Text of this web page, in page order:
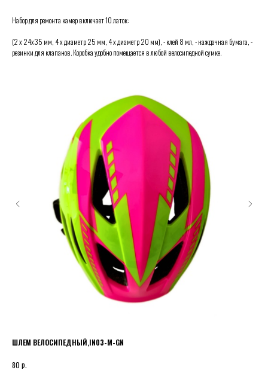
Набор для ремонта камер включает 10 латок:
(2 х 24х35 мм, 4 х диаметр 25 мм, 4 х диаметр 20 мм), - клей 8 мл, - наждачная бумага, -
резинки для клапанов. Коробка удобно помещается в любой велосипедной сумке.
ШЛЕМ ВЕЛОСИПЕДНЫЙ,IN03-M-GN
80 р.